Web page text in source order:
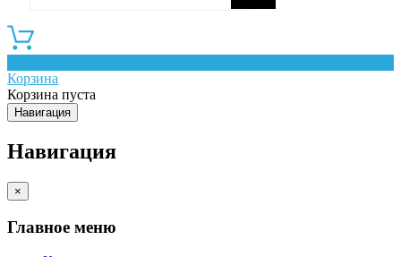
Корзина
Корзина пуста
Навигация
Навигация
×
Главное меню